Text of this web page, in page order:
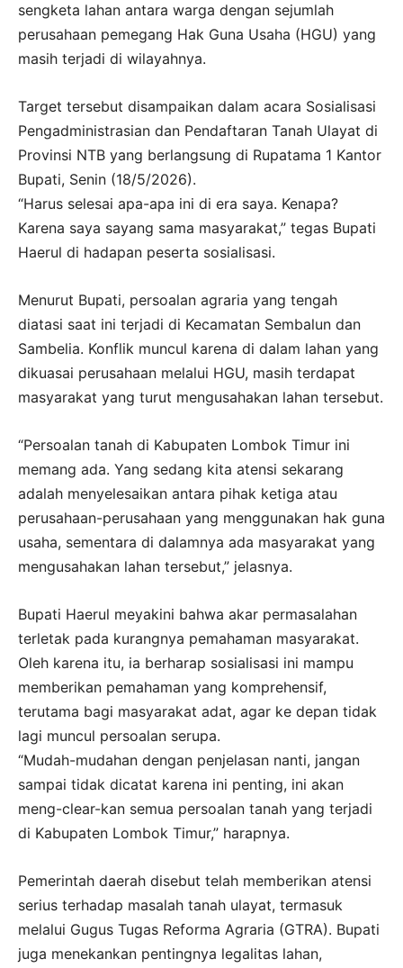
sengketa lahan antara warga dengan sejumlah
perusahaan pemegang Hak Guna Usaha (HGU) yang
masih terjadi di wilayahnya.
Target tersebut disampaikan dalam acara Sosialisasi
Pengadministrasian dan Pendaftaran Tanah Ulayat di
Provinsi NTB yang berlangsung di Rupatama 1 Kantor
Bupati, Senin (18/5/2026).
“Harus selesai apa-apa ini di era saya. Kenapa?
Karena saya sayang sama masyarakat,” tegas Bupati
Haerul di hadapan peserta sosialisasi.
Menurut Bupati, persoalan agraria yang tengah
diatasi saat ini terjadi di Kecamatan Sembalun dan
Sambelia. Konflik muncul karena di dalam lahan yang
dikuasai perusahaan melalui HGU, masih terdapat
masyarakat yang turut mengusahakan lahan tersebut.
“Persoalan tanah di Kabupaten Lombok Timur ini
memang ada. Yang sedang kita atensi sekarang
adalah menyelesaikan antara pihak ketiga atau
perusahaan-perusahaan yang menggunakan hak guna
usaha, sementara di dalamnya ada masyarakat yang
mengusahakan lahan tersebut,” jelasnya.
Bupati Haerul meyakini bahwa akar permasalahan
terletak pada kurangnya pemahaman masyarakat.
Oleh karena itu, ia berharap sosialisasi ini mampu
memberikan pemahaman yang komprehensif,
terutama bagi masyarakat adat, agar ke depan tidak
lagi muncul persoalan serupa.
“Mudah-mudahan dengan penjelasan nanti, jangan
sampai tidak dicatat karena ini penting, ini akan
meng-clear-kan semua persoalan tanah yang terjadi
di Kabupaten Lombok Timur,” harapnya.
Pemerintah daerah disebut telah memberikan atensi
serius terhadap masalah tanah ulayat, termasuk
melalui Gugus Tugas Reforma Agraria (GTRA). Bupati
juga menekankan pentingnya legalitas lahan,